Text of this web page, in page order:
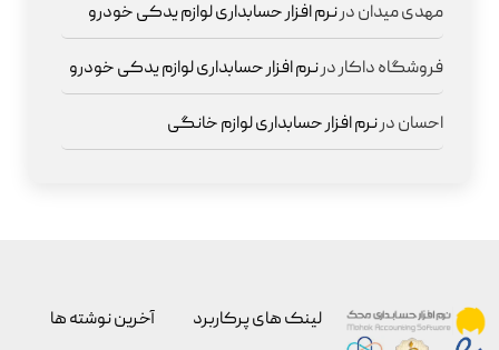
مهدی میداندرنرم افزار حسابداری لوازم یدکی خودرو
فروشگاه داکاردرنرم افزار حسابداری لوازم یدکی خودرو
احساندرنرم افزار حسابداری لوازم خانگی
لینک های پرکاربرد
آخرین نوشته ها